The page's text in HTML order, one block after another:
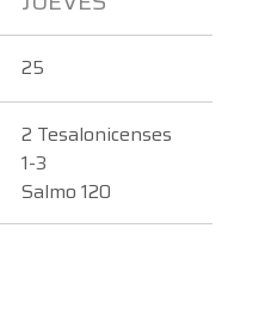
25
2 Tesalonicenses
1-3
Salmo 120